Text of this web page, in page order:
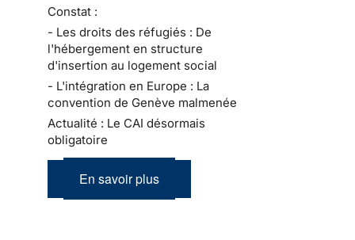
Constat :
- Les droits des réfugiés : De
l'hébergement en structure
d'insertion au logement social
- L'intégration en Europe : La
convention de Genève malmenée
Actualité : Le CAI désormais
obligatoire
En savoir plus